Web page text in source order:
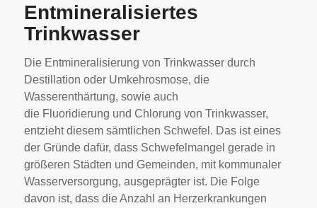
Entmineralisiertes
Trinkwasser
Die Entmineralisierung von Trinkwasser durch
Destillation oder Umkehrosmose, die
Wasserenthärtung, sowie auch
die Fluoridierung und Chlorung von Trinkwasser,
entzieht diesem sämtlichen Schwefel. Das ist eines
der Gründe dafür, dass Schwefelmangel gerade in
größeren Städten und Gemeinden, mit kommunaler
Wasserversorgung, ausgeprägter ist. Die Folge
davon ist, dass die Anzahl an Herzerkrankungen